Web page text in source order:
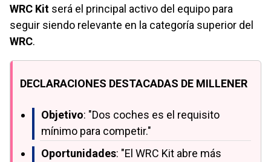
WRC Kit será el principal activo del equipo para
seguir siendo relevante en la categoría superior del
WRC.
DECLARACIONES DESTACADAS DE MILLENER
Objetivo: "Dos coches es el requisito
mínimo para competir."
Oportunidades: "El WRC Kit abre más